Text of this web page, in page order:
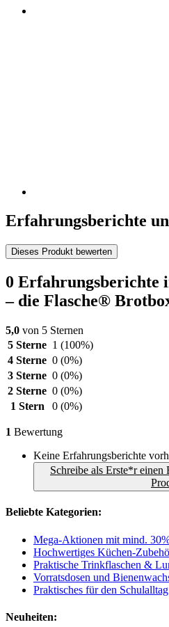
Erfahrungsberichte
Dieses Produkt bewerten
0 Erfahrungsberichte
– die Flasche®
5,0 von 5 Sternen
5 Sterne 1 (100%)
4 Sterne 0 (0%)
3 Sterne 0 (0%)
2 Sterne 0 (0%)
1 Stern
0 (0%)
1 Bewertung
Keine Erfahrungsberichte
Schreibe als Erste*r einen
Beliebte Kategorien:
Mega-Aktionen mit mind.
Hochwertiges Küchen-
Praktische Trinkflaschen &
Vorratsdosen und
Praktisches für den Schulalltag
Neuheiten: